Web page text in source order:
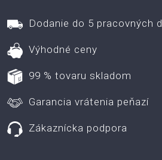
Dodanie do 5 pracovných
Výhodné ceny
99 % tovaru skladom
Garancia vrátenia peňazí
Zákaznícka podpora